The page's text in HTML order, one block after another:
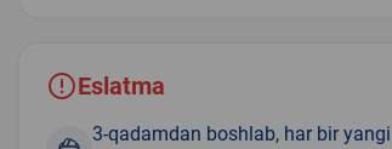
5
Eslatma
3-qadamdan boshlab, har bir